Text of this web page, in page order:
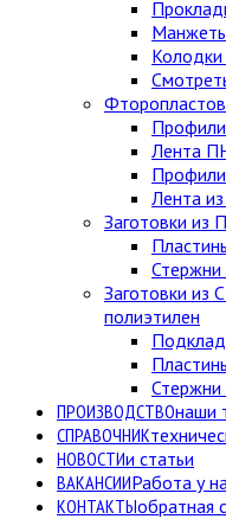
Колодки
Лента
Лента
Заготовки из
Заготовки из
полиэтилен
ПРОИЗВОДСТВОнаши
СПРАВОЧНИК
НОВОСТИи статьи
ВАКАНСИИРабота у
КОНТАКТЫобратная